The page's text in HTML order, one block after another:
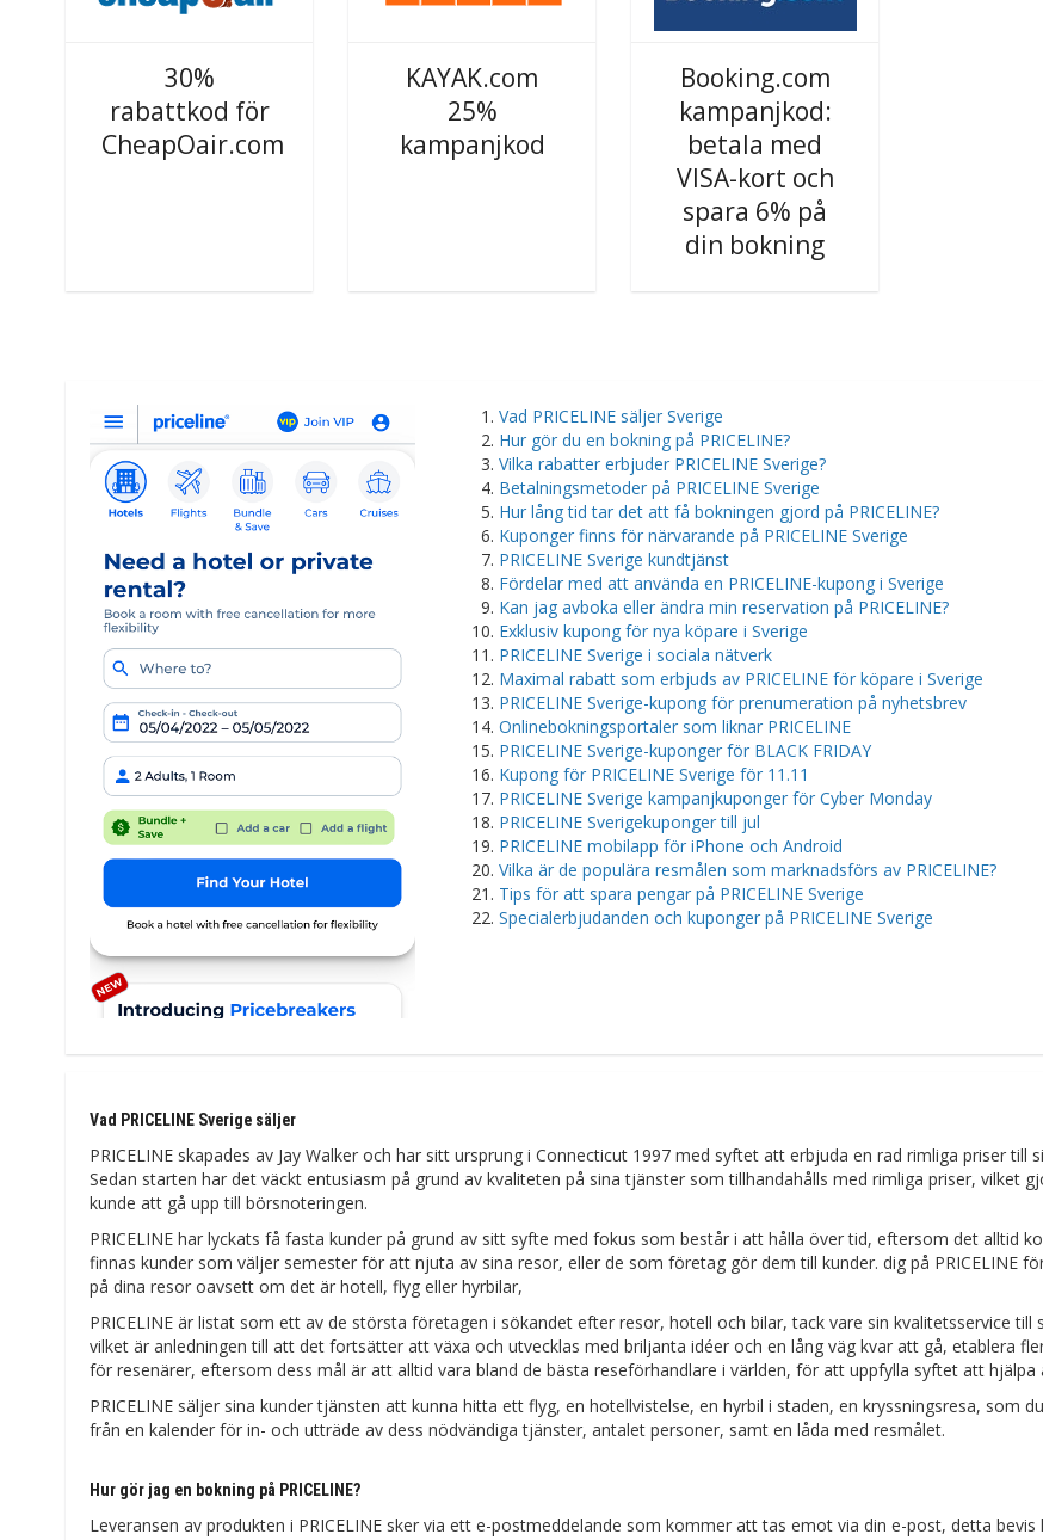
30%
rabattkod för
CheapOair.com
KAYAK.com
25%
kampanjkod
Booking.com
kampanjkod:
betala med
VISA-kort och
spara 6% på
din bokning
Vad PRICELINE säljer Sverige
Hur gör du en bokning på PRICELINE?
Vilka rabatter erbjuder PRICELINE Sverige?
Betalningsmetoder på PRICELINE Sverige
Hur lång tid tar det att få bokningen gjord på PRICELINE?
Kuponger finns för närvarande på PRICELINE Sverige
PRICELINE Sverige kundtjänst
Fördelar med att använda en PRICELINE-kupong i Sverige
Kan jag avboka eller ändra min reservation på PRICELINE?
Exklusiv kupong för nya köpare i Sverige
PRICELINE Sverige i sociala nätverk
Maximal rabatt som erbjuds av PRICELINE för köpare i Sverige
PRICELINE Sverige-kupong för prenumeration på nyhetsbrev
Onlinebokningsportaler som liknar PRICELINE
PRICELINE Sverige-kuponger för BLACK FRIDAY
Kupong för PRICELINE Sverige för 11.11
PRICELINE Sverige kampanjkuponger för Cyber ​​​​Monday
PRICELINE Sverigekuponger till jul
PRICELINE mobilapp för iPhone och Android
Vilka är de populära resmålen som marknadsförs av PRICELINE?
Tips för att spara pengar på PRICELINE Sverige
Specialerbjudanden och kuponger på PRICELINE Sverige
Vad PRICELINE Sverige säljer
PRICELINE skapades av Jay Walker och har sitt ursprung i Connecticut 1997 med syftet att erbjuda en rad rimliga priser till
Sedan starten har det väckt entusiasm på grund av kvaliteten på sina tjänster som tillhandahålls med rimliga priser, vilket
kunde att gå upp till börsnoteringen.
PRICELINE har lyckats få fasta kunder på grund av sitt syfte med fokus som består i att hålla över tid, eftersom det alltid
finnas kunder som väljer semester för att njuta av sina resor, eller de som företag gör dem till kunder. dig på PRICELINE
på dina resor oavsett om det är hotell, flyg eller hyrbilar,
PRICELINE är listat som ett av de största företagen i sökandet efter resor, hotell och bilar, tack vare sin kvalitetsservice till
vilket är anledningen till att det fortsätter att växa och utvecklas med briljanta idéer och en lång väg kvar att gå, etablera
för resenärer, eftersom dess mål är att alltid vara bland de bästa reseförhandlare i världen, för att uppfylla syftet att hjälpa
PRICELINE säljer sina kunder tjänsten att kunna hitta ett flyg, en hotellvistelse, en hyrbil i staden, en kryssningsresa, som
från en kalender för in- och utträde av dess nödvändiga tjänster, antalet personer, samt en låda med resmålet.
Hur gör jag en bokning på PRICELINE?
Leveransen av produkten i PRICELINE sker via ett e-postmeddelande som kommer att tas emot via din e-post, detta